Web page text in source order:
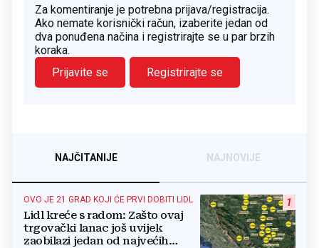
Za komentiranje je potrebna prijava/registracija.
Ako nemate korisnički račun, izaberite jedan od
dva ponuđena načina i registrirajte se u par brzih
koraka.
Prijavite se
Registrirajte se
NAJČITANIJE NAJNOVIJE
1
OVO JE 21 GRAD KOJI ĆE PRVI DOBITI LIDL
Lidl kreće s radom: Zašto ovaj
trgovački lanac još uvijek
zaobilazi jedan od najvećih